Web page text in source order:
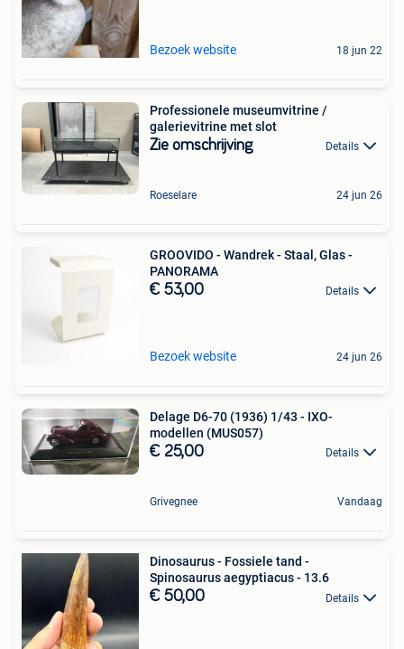
Bezoek website 18 jun 22
Professionele museumvitrine /
galerievitrine met slot
Zie omschrijving Details
Roeselare 24 jun 26
GROOVIDO - Wandrek - Staal, Glas -
PANORAMA
€ 53,00 Details
Bezoek website 24 jun 26
Delage D6-70 (1936) 1/43 - IXO-
modellen (MUS057)
€ 25,00 Details
Grivegnee Vandaag
Dinosaurus - Fossiele tand -
Spinosaurus aegyptiacus - 13.6
€ 50,00 Details